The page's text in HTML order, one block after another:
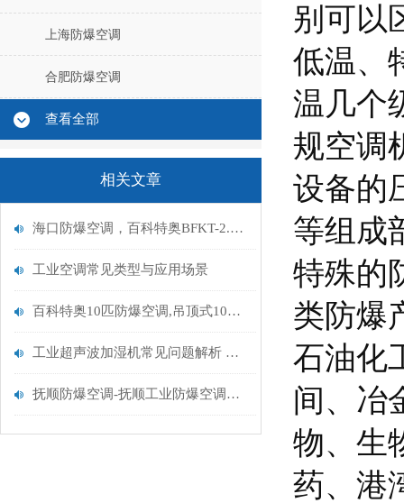
上海防爆空调
合肥防爆空调
查看全部
相关文章
海口防爆空调，百科特奥BFKT-2.6，海口防爆空调壁挂式（1匹）
工业空调常见类型与应用场景
百科特奥10匹防爆空调,吊顶式10匹防爆空调BLF-28
工业超声波加湿机常见问题解析 高效使用避坑指南
抚顺防爆空调-抚顺工业防爆空调厂家
别可以
低温、
温几个
规空调
设备的
等组成
特殊的
类防爆
石油化
间、冶
物、生
药、港